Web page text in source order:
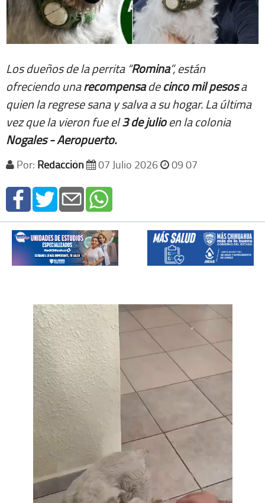
Los dueños de la perrita “Romina”, están
ofreciendo unarecompensadecincomilpesosa
quien la regrese sana y salva a su hogar. La última
vez que la vieron fue el3 de julioen la colonia
Nogales - Aeropuerto.
Por: Redacción 07 Julio 2026 09 07